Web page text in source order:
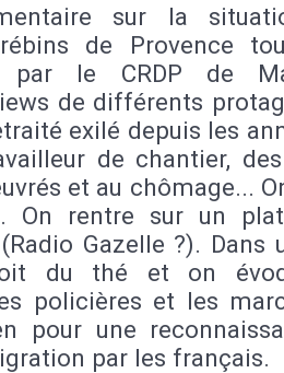
sur la
de Provence
par le CRDP de
de différents
exilé depuis les
de chantier,
et au chômage...
On rentre sur un
Gazelle ?). Dans
du thé et on
policières et les
pour une
par les français.